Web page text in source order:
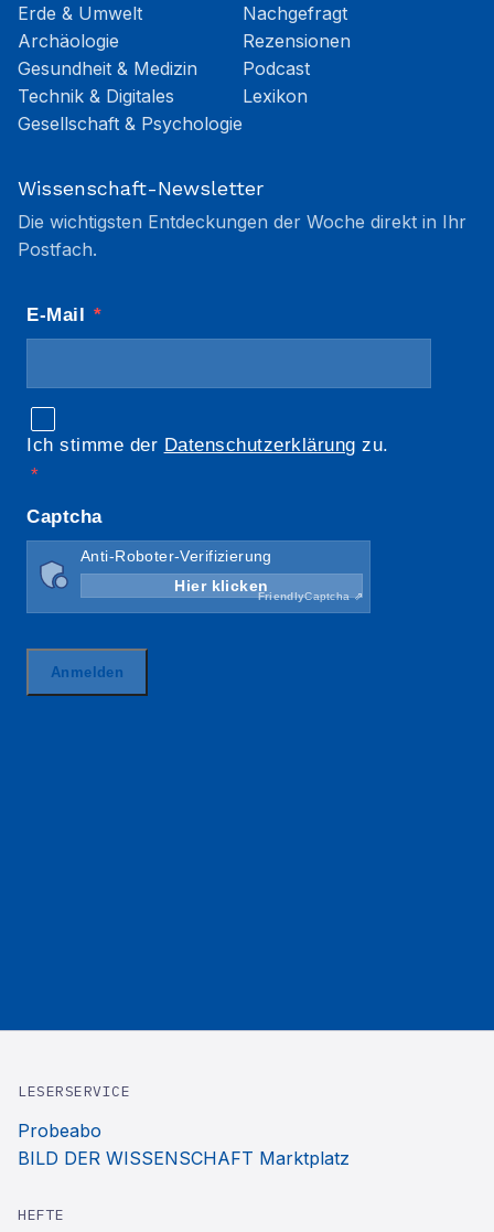
Erde & Umwelt
Archäologie
Gesundheit & Medizin
Technik & Digitales
Gesellschaft & Psychologie
Nachgefragt
Rezensionen
Podcast
Lexikon
Wissenschaft-Newsletter
Die wichtigsten Entdeckungen der Woche direkt in Ihr
Postfach.
LESERSERVICE
Probeabo
BILD DER WISSENSCHAFT Marktplatz
HEFTE